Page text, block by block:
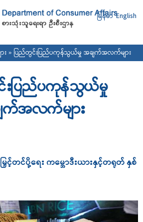
main
content
မြန်မာ English
း» ပြည်တွင်းပြည်ပကုန်သွယ်မှု အချက်အလက်များ
းပြည်ပကုန်သွယ်မှု
က်အလက်များ
င့်တင်ပို့ရေး ကမ္ဘောဒီးယားနှင့်တရုတ် နှစ်